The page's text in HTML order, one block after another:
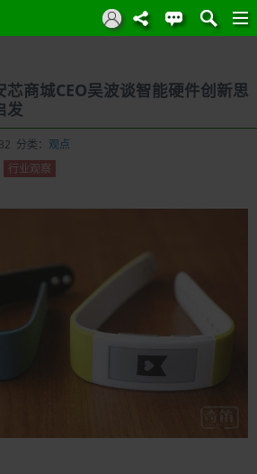
商城CEO吴波谈智能硬件创新思
发
分类： 观点
行业观察